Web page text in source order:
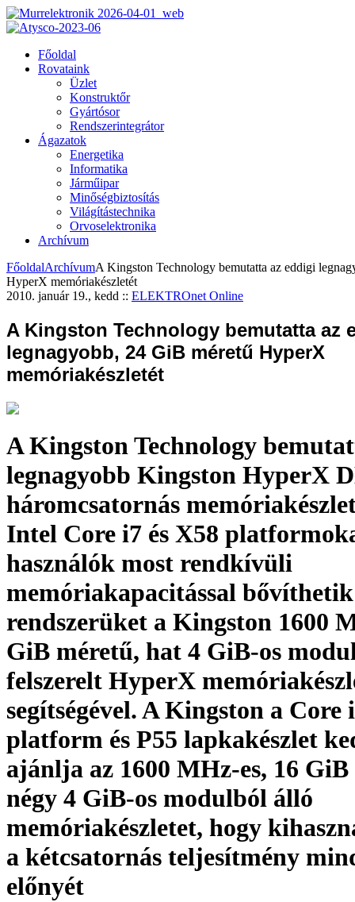
Főoldal
Rovataink
Üzlet
Konstruktőr
Gyártósor
Rendszerintegrátor
Ágazatok
Energetika
Informatika
Járműipar
Minőségbiztosítás
Világítástechnika
Orvoselektronika
Archívum
FőoldalArchívumA Kingston Technology bemutatta az eddigi
HyperX memóriakészletét
2010. január 19., kedd :: ELEKTROnet Online
A Kingston Technology bemutatta az
legnagyobb, 24 GiB méretű HyperX
memóriakészletét
A Kingston Technology
legnagyobb Kingston HyperX
háromcsatornás
Intel Core i7 és X58
használók most rendkívüli
memóriakapacitással bővíthetik
rendszerüket a Kingston 1600
GiB méretű, hat 4 GiB-os
felszerelt HyperX
segítségével. A Kingston a Core
platform és P55 lapkakészlet
ajánlja az 1600 MHz-es, 16
négy 4 GiB-os modulból álló
memóriakészletet, hogy
a kétcsatornás teljesítmény
előnyét